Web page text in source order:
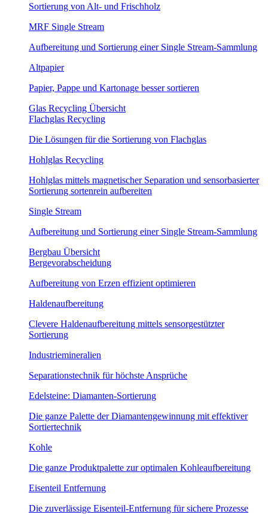
Sortierung von Alt- und Frischholz
MRF Single Stream
Aufbereitung und Sortierung einer Single Stream-Sammlung
Altpapier
Papier, Pappe und Kartonage besser sortieren
Glas Recycling Übersicht
Flachglas Recycling
Die Lösungen für die Sortierung von Flachglas
Hohlglas Recycling
Hohlglas mittels magnetischer Separation und sensorbasierter
Sortierung sortenrein aufbereiten
Single Stream
Aufbereitung und Sortierung einer Single Stream-Sammlung
Bergbau Übersicht
Bergevorabscheidung
Aufbereitung von Erzen effizient optimieren
Haldenaufbereitung
Clevere Haldenaufbereitung mittels sensorgestützter
Sortierung
Industriemineralien
Separationstechnik für höchste Ansprüche
Edelsteine: Diamanten-Sortierung
Die ganze Palette der Diamantengewinnung mit effektiver
Sortiertechnik
Kohle
Die ganze Produktpalette zur optimalen Kohleaufbereitung
Eisenteil Entfernung
Die zuverlässige Eisenteil-Entfernung für sichere Prozesse